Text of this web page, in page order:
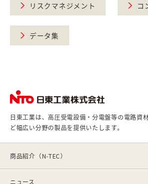
リスクマネジメント コ
データ集
日東工業は、高圧受電設備・分電盤等の電路資
ど幅広い分野の製品を提供いたします。
商品紹介（N-TEC）
ニュース